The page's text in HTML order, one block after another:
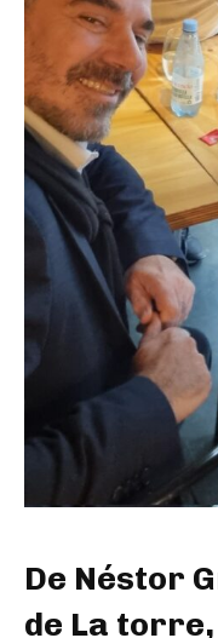
De Néstor
de La